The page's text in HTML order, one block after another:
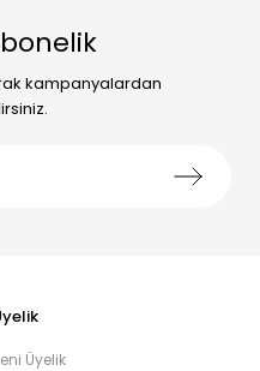
kampanyalardan
Üyelik